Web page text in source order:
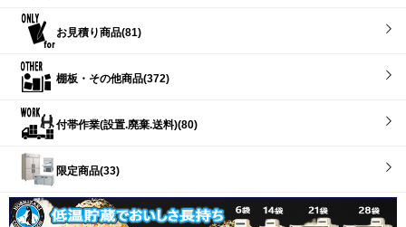
お見積り商品(81)
棚板・その他商品(372)
付帯作業(設置.廃棄.送料)(80)
限定商品(33)